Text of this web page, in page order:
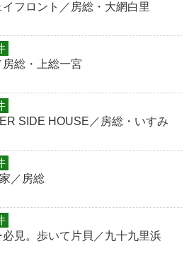
フロント／房総・大網白里
総・上総一宮
SIDE HOUSE／房総・いすみ
／房総
見。歩いて片貝／九十九里浜